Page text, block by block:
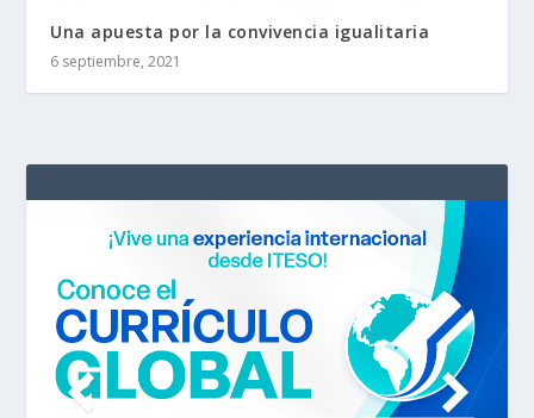
Una apuesta por la convivencia igualitaria
6 septiembre, 2021